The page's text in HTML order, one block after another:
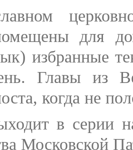
для
избранные
Главы из
когда не
в серии
Московской